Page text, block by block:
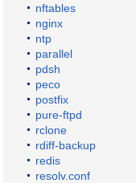
nftables
nginx
ntp
parallel
pdsh
peco
postfix
pure-ftpd
rclone
rdiff-backup
redis
resolv.conf